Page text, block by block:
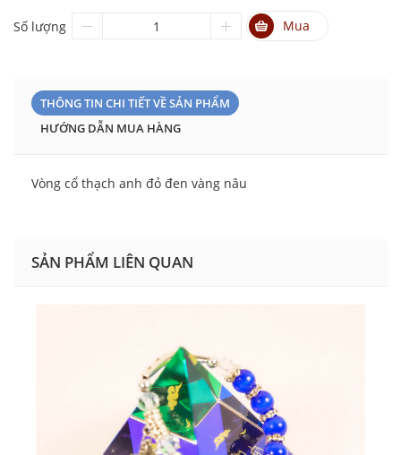
Số lượng Mua
THÔNG TIN CHI TIẾT VỀ SẢN PHẨM
HƯỚNG DẪN MUA HÀNG
Vòng cổ thạch anh đỏ đen vàng nâu
SẢN PHẨM LIÊN QUAN